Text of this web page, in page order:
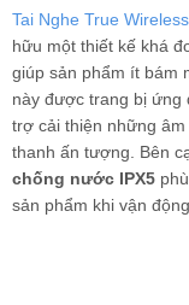
Tai Nghe True
hữu một thiết kế khá
giúp sản phẩm ít bám
này được trang bị ứng
trợ cải thiện những
thanh ấn tượng. Bên
chống nước IPX5
sản phẩm khi vận